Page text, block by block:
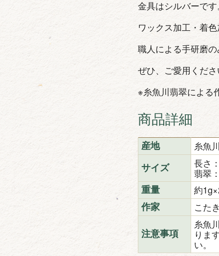
金具はシルバーで
ワックス加工・着
職人による手研磨
ぜひ、ご愛用くだ
※糸魚川翡翠による
商品詳細
産地 糸魚
サイズ
長さ
翡翠
重量 約
作家 こた
注意事項
糸魚
りま
い。